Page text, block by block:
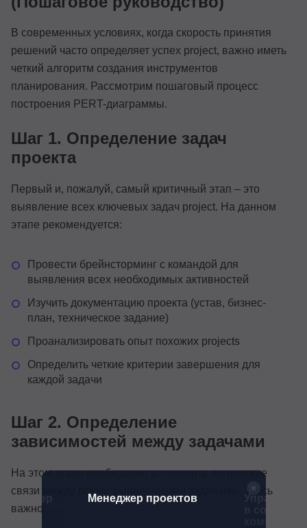
В современных условиях, когда скорость принятия
решений часто определяет успех project, важно иметь
четкий алгоритм создания инструментов
планирования. Рассмотрим пошаговый процесс
построения PERT-диаграммы.
Шаг 1. Определение задач
проекта
Первый и, пожалуй, самый критичный этап – это
выявление всех ключевых задач project. На данном
этапе рекомендуется:
Провести брейнсторминг с командой для
выявления всех необходимых активностей
Изучить документацию проекта (устав, бизнес-
план, техническое задание)
Проанализировать опыт похожих projects
Определить четкие критерии завершения для
каждой задачи
Шаг 2. Определение
зависимостей между задачами
На этом этапе необходимо установить логические
связи между всеми выявленными задачами. Здесь
важно:
Менеджер проектов